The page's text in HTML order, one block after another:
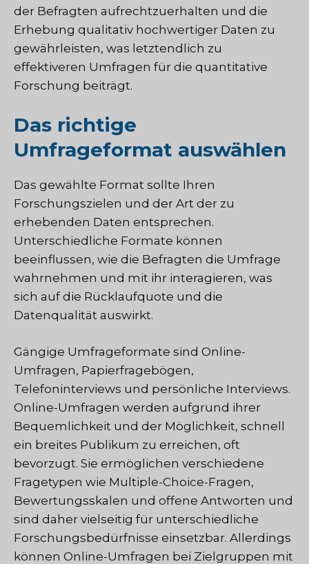
der Befragten aufrechtzuerhalten und die
Erhebung qualitativ hochwertiger Daten zu
gewährleisten, was letztendlich zu
effektiveren Umfragen für die quantitative
Forschung beiträgt.
Das richtige
Umfrageformat auswählen
Das gewählte Format sollte Ihren
Forschungszielen und der Art der zu
erhebenden Daten entsprechen.
Unterschiedliche Formate können
beeinflussen, wie die Befragten die Umfrage
wahrnehmen und mit ihr interagieren, was
sich auf die Rücklaufquote und die
Datenqualität auswirkt.
Gängige Umfrageformate sind Online-
Umfragen, Papierfragebögen,
Telefoninterviews und persönliche Interviews.
Online-Umfragen werden aufgrund ihrer
Bequemlichkeit und der Möglichkeit, schnell
ein breites Publikum zu erreichen, oft
bevorzugt. Sie ermöglichen verschiedene
Fragetypen wie Multiple-Choice-Fragen,
Bewertungsskalen und offene Antworten und
sind daher vielseitig für unterschiedliche
Forschungsbedürfnisse einsetzbar. Allerdings
können Online-Umfragen bei Zielgruppen mit